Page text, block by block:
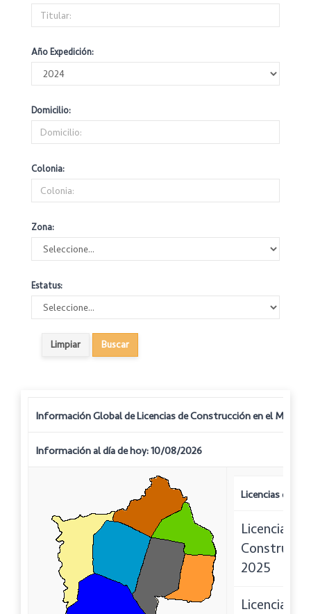
Año Expedición:
Domicilio:
Colonia:
Zona:
Estatus:
Información Global de Licencias de Construcción en el
Información al día de hoy: 10/08/2026
Licencias de
Licencias de
2025
Licencias de